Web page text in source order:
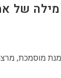
של
מוסמכת,